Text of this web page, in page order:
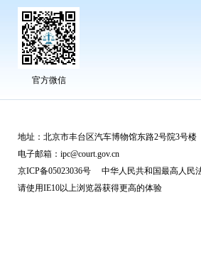
官方微信
地址：北京市丰台区汽车博物馆东路2号院3号
电子邮箱：ipc@court.gov.cn
京ICP备05023036号 中华人民共和国最高人民
请使用IE10以上浏览器获得更高的体验